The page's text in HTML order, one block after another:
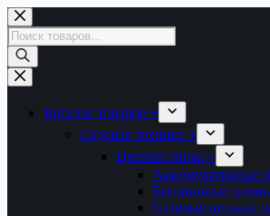
Перейти
к
сути
Поиск
товаров
Каталог товаров +
Садовая техника +
Цепные пилы +
Аккумуляторные
Бензиновые
Сетевые цепные